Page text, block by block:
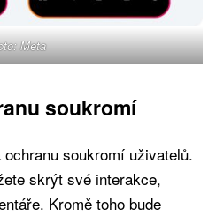
Meta
soukromí
soukromí uživatelů.
skrýt své interakce,
Kromě toho bude